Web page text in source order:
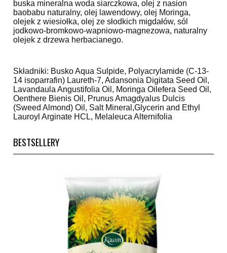
buska mineralna woda siarczkowa, olej z nasion
baobabu naturalny, olej lawendowy, olej Moringa,
olejek z wiesiołka, olej ze słodkich migdałów, sól
jodkowo-bromkowo-wapniowo-magnezowa, naturalny
olejek z drzewa herbacianego.
Składniki: Busko Aqua Sulpide, Polyacrylamide (C-13-
14 isoparrafin) Laureth-7, Adansonia Digitata Seed Oil,
Lavandaula Angustifolia Oil, Moringa Oilefera Seed Oil,
Oenthere Bienis Oil, Prunus Amagdyalus Dulcis
(Sweed Almond) Oil, Salt Mineral,Glycerin and Ethyl
Lauroyl Arginate HCL, Melaleuca Alternifolia
BESTSELLERY